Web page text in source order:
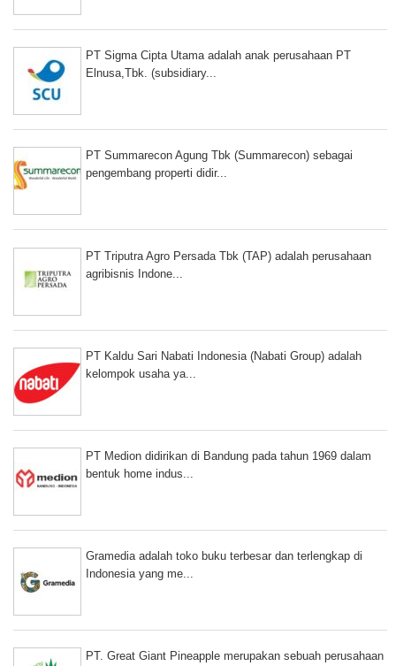
PT Sigma Cipta Utama adalah anak perusahaan PT
Elnusa,Tbk. (subsidiary...
PT Summarecon Agung Tbk (Summarecon) sebagai
pengembang properti didir...
PT Triputra Agro Persada Tbk (TAP) adalah perusahaan
agribisnis Indone...
PT Kaldu Sari Nabati Indonesia (Nabati Group) adalah
kelompok usaha ya...
PT Medion didirikan di Bandung pada tahun 1969 dalam
bentuk home indus...
Gramedia adalah toko buku terbesar dan terlengkap di
Indonesia yang me...
PT. Great Giant Pineapple merupakan sebuah perusahaan